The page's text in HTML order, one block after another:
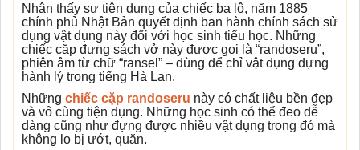
Nhận thấy sự tiện dụng của chiếc ba lô, năm 1885
chính phủ Nhật Bản quyết định ban hành chính sách sử
dụng vật dụng này đối với học sinh tiểu học. Những
chiếc cặp đựng sách vở này được gọi là “randoseru”,
phiên âm từ chữ “ransel” – dùng để chỉ vật dụng đựng
hành lý trong tiếng Hà Lan.
Những chiếc cặp randoseru này có chất liệu bền đẹp
và vô cùng tiện dụng. Những học sinh có thể đeo dễ
dàng cũng như đựng được nhiều vật dụng trong đó mà
không lo bị ướt, quăn.